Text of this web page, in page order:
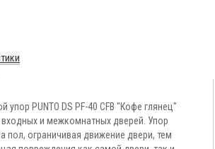
упор PUNTO DS PF-40 CFB "Кофе глянец"
и межкомнатных дверей. Упор
пол, ограничивая движение двери, тем